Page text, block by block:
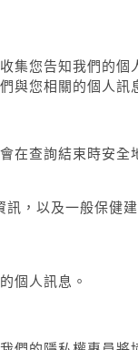
集您告知我們的
您相關的個人
查詢結束時安
，以及一般保健建
個人訊息。